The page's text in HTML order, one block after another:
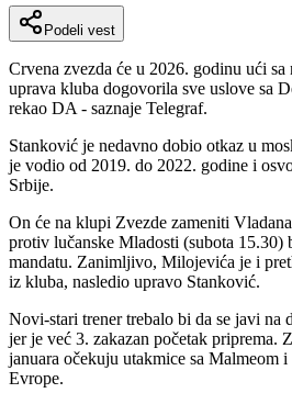
Podeli vest
Crvena zvezda će u 2026. godinu ući
uprava kluba dogovorila sve uslove sa
rekao DA - saznaje Telegraf.
Stanković je nedavno dobio otkaz u
je vodio od 2019. do 2022. godine i
Srbije.
On će na klupi Zvezde zameniti
protiv lučanske Mladosti (subota 15.30)
mandatu. Zanimljivo, Milojevića je i
iz kluba, nasledio upravo Stanković.
Novi-stari trener trebalo bi da se javi na
jer je već 3. zakazan početak priprema.
januara očekuju utakmice sa Malmeom
Evrope.